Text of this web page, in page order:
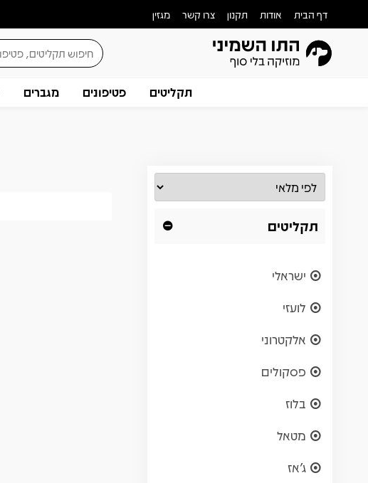
דף הבית אודות תקנון צרו קשר מגזין
תקליטים פטיפונים מגברים
תקליטים
ישראלי
לועזי
אלקטרוני
פסקולים
בלוז
מטאל
ג'אז